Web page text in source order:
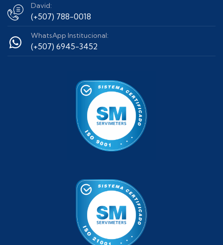
David:
(+507) 788-0018
WhatsApp Institucional:
(+507) 6945-3452